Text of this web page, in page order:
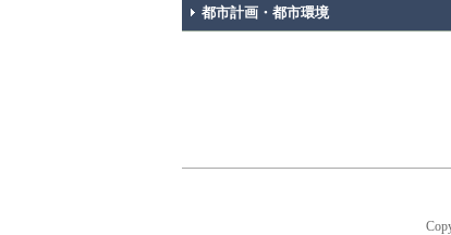
都市計画・都市環境